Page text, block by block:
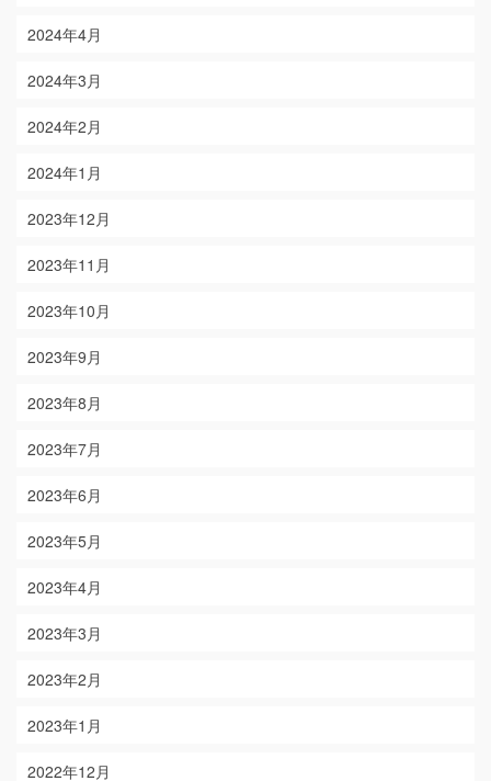
2024年4月
2024年3月
2024年2月
2024年1月
2023年12月
2023年11月
2023年10月
2023年9月
2023年8月
2023年7月
2023年6月
2023年5月
2023年4月
2023年3月
2023年2月
2023年1月
2022年12月